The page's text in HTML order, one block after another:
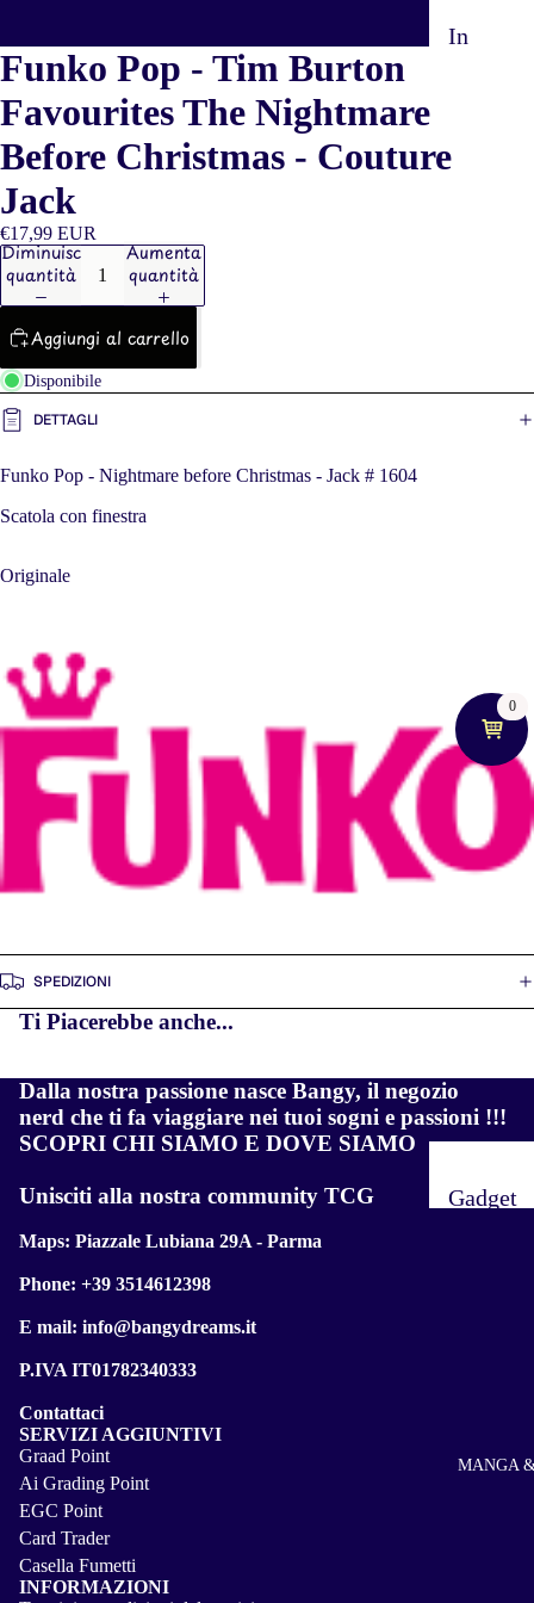
0
In
ni
Gadget
MANGA
Funko Pop - Tim Burton
Favourites The Nightmare
Before Christmas - Couture
Jack
€17,99 EUR
Diminuisci
quantità
Aumenta
quantità
Aggiungi al carrello
Disponibile
DETTAGLI
Funko Pop - Nightmare before Christmas - Jack # 1604
Scatola con finestra
Originale
SPEDIZIONI
Ti Piacerebbe anche...
Dalla nostra passione nasce Bangy, il negozio
nerd che ti fa viaggiare nei tuoi sogni e passioni !!!
SCOPRI CHI SIAMO E DOVE SIAMO
Unisciti alla nostra community TCG
Maps: Piazzale Lubiana 29A - Parma
Phone: +39 3514612398
E mail: info@bangydreams.it
P.IVA IT01782340333
Contattaci
SERVIZI AGGIUNTIVI
Graad Point
Ai Grading Point
EGC Point
Card Trader
Casella Fumetti
INFORMAZIONI
Informativa sulla privacy
Termini e condizioni del servizio